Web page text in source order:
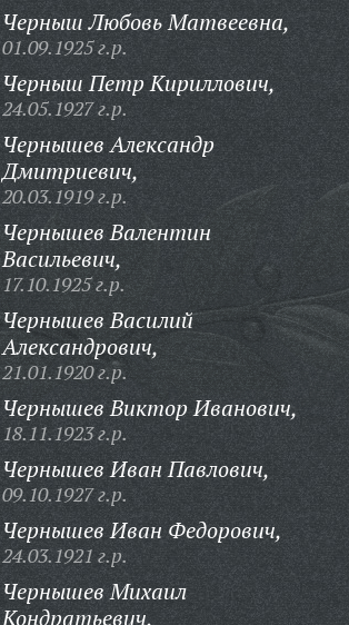
Черныш Любовь Матвеевна,
01.09.1925 г.р.
Черныш Петр Кириллович,
24.05.1927 г.р.
Чернышев Александр
Дмитриевич,
20.03.1919 г.р.
Чернышев Валентин
Васильевич,
17.10.1925 г.р.
Чернышев Василий
Александрович,
21.01.1920 г.р.
Чернышев Виктор Иванович,
18.11.1923 г.р.
Чернышев Иван Павлович,
09.10.1927 г.р.
Чернышев Иван Федорович,
24.03.1921 г.р.
Чернышев Михаил
Кондратьевич,